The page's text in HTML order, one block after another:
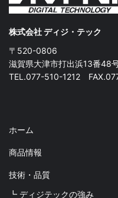
株式会社 ディジ・テック
〒520-0806
滋賀県大津市打出浜13番48
TEL.077-510-1212
ホーム
商品情報
技術・品質
┗ ディジテックの強み